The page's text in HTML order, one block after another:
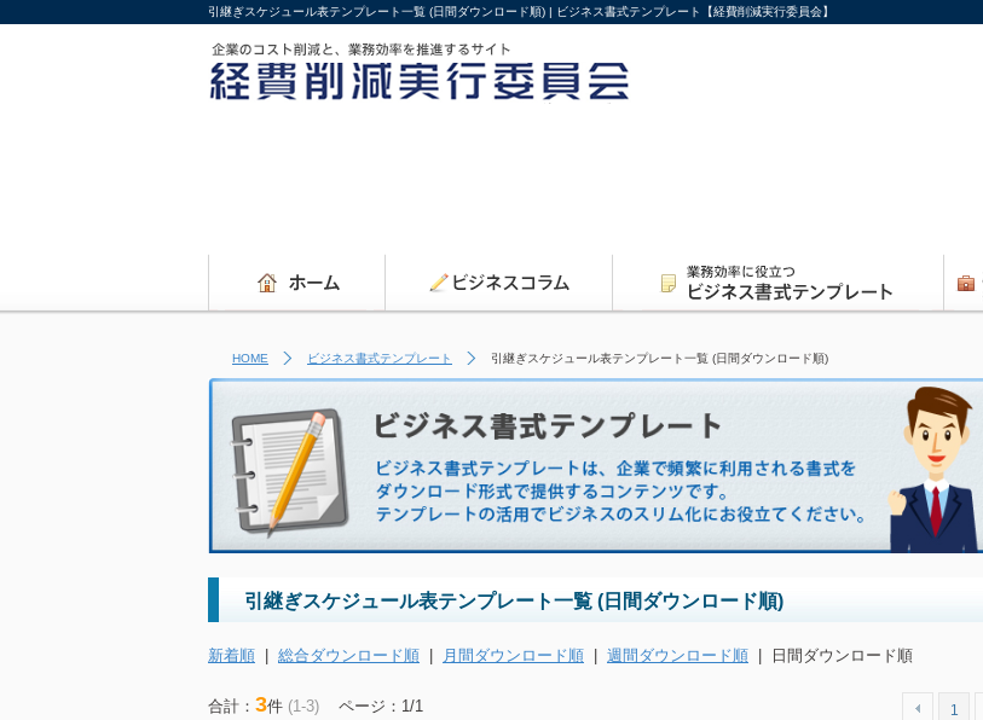
引継ぎスケジュール表テンプレート一覧 (日間ダウンロード順) | ビジネス書式テンプレート【経費削減実行委員会】
HOME ビジネス書式テンプレート 引継ぎスケジュール表テンプレート一覧 (日間ダウンロード順)
引継ぎスケジュール表テンプレート一覧 (日間ダウンロード順)
新着順 | 総合ダウンロード順 | 月間ダウンロード順 | 週間ダウンロード順 | 日間ダウンロード順
合計： 3件 (1-3) ページ：1/1 1